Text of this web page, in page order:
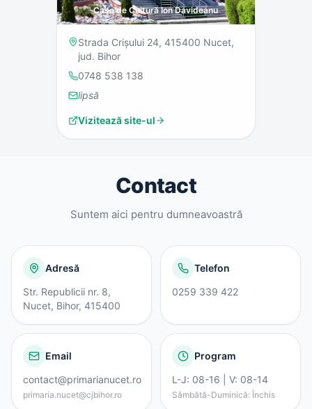
Casa de Cultură Ion Davideanu
Strada Crișului 24, 415400 Nucet,
jud. Bihor
0748 538 138
lipsă
Vizitează site-ul
Contact
Suntem aici pentru dumneavoastră
Adresă
Str. Republicii nr. 8,
Nucet, Bihor, 415400
Telefon
0259 339 422
Email
contact@primarianucet.ro
primaria.nucet@cjbihor.ro
Program
L-J: 08-16 | V: 08-14
Sâmbătă-Duminică: Închis